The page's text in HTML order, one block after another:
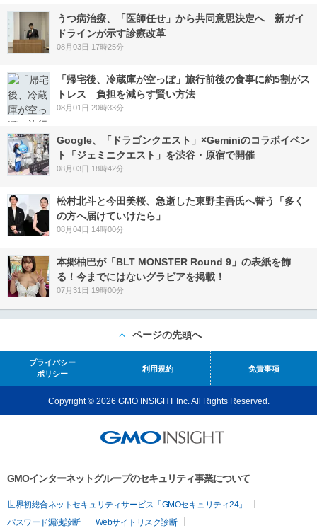
うつ病治療、「医師任せ」から共同意思決定へ 新ガイ
ドラインが示す診療改革
08月03日 17時25分
「帰宅後、冷蔵庫が空っぽ」旅行前後の食事に約5割がス
トレス 負担を減らす賢い方法
08月01日 20時33分
Google、「ドラゴンクエスト」×Geminiのコラボイベン
ト「ジェミニクエスト」を渋谷・原宿で開催
08月03日 18時42分
松村北斗と今田美桜、急逝した東野圭吾氏へ誓う「多く
の方へ届けていけたら」
08月04日 14時00分
本郷柚巴が「BLT MONSTER Round 9」の表紙を飾
る！今までにはないグラビアを掲載！
07月31日 19時00分
ページの先頭へ
プライバシー
ポリシー
利用規約 免責事項
Copyright © 2026 GMO INSIGHT Inc. All Rights Reserved.
GMOインターネットグループのセキュリティ事業について
世界初総合ネットセキュリティサービス「GMOセキュリティ24」
パスワード漏洩診断
Webサイトリスク診断